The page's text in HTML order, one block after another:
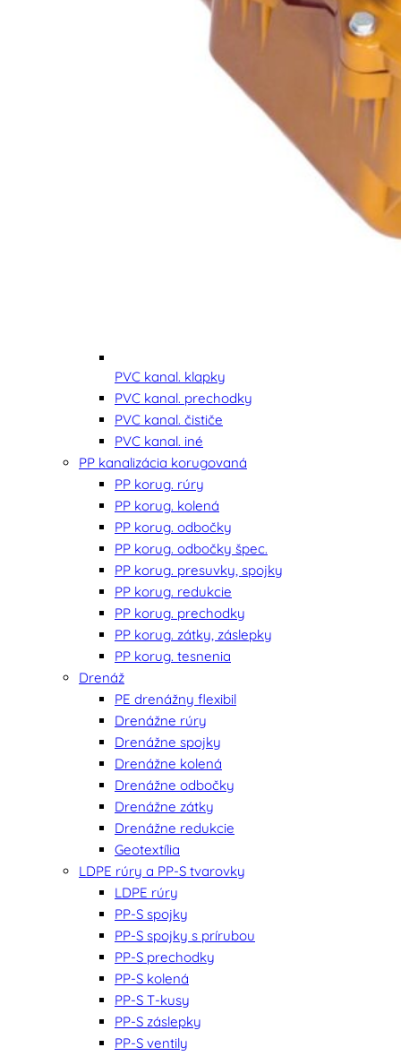
PVC kanal. klapky
PVC kanal. prechodky
PVC kanal. čističe
PVC kanal. iné
PP kanalizácia korugovaná
PP korug. rúry
PP korug. kolená
PP korug. odbočky
PP korug. odbočky špec.
PP korug. presuvky, spojky
PP korug. redukcie
PP korug. prechodky
PP korug. zátky, záslepky
PP korug. tesnenia
Drenáž
PE drenážny flexibil
Drenážne rúry
Drenážne spojky
Drenážne kolená
Drenážne odbočky
Drenážne zátky
Drenážne redukcie
Geotextília
LDPE rúry a PP-S tvarovky
LDPE rúry
PP-S spojky
PP-S spojky s prírubou
PP-S prechodky
PP-S kolená
PP-S T-kusy
PP-S záslepky
PP-S ventily